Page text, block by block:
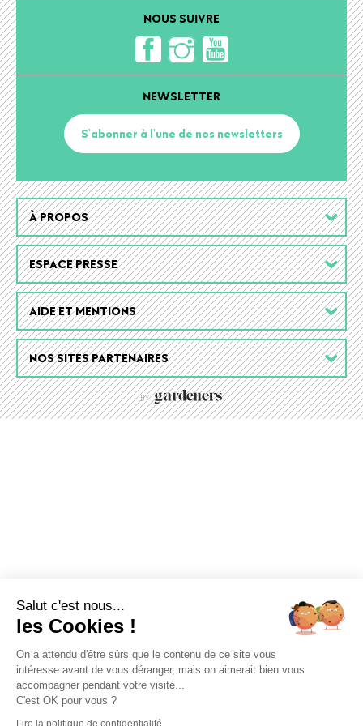
NOUS SUIVRE
NEWSLETTER
S'abonner à l'une de nos newsletters
Footer
menu
À PROPOS
ESPACE PRESSE
AIDE ET MENTIONS
NOS SITES PARTENAIRES
Salut c'est nous...
les Cookies !
On a attendu d'être sûrs que le contenu de ce site vous
intéresse avant de vous déranger, mais on aimerait bien vous
accompagner pendant votre visite...
C'est OK pour vous ?
Lire la politique de confidentialité